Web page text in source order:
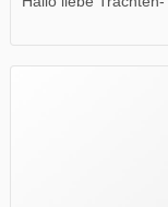
Wir wünschen Euch